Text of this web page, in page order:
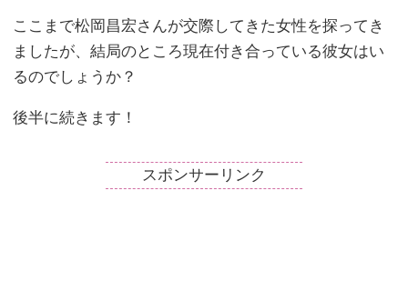
ここまで松岡昌宏さんが交際してきた女性を探ってき
ましたが、結局のところ現在付き合っている彼女はい
るのでしょうか？
後半に続きます！
スポンサーリンク